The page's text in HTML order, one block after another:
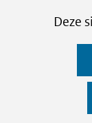
CookiesDeze